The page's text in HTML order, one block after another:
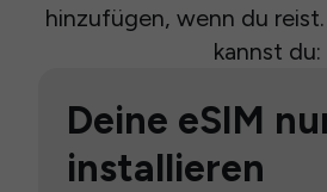
hinzufügen, wenn du
kannst du:
Deine eSIM
installieren